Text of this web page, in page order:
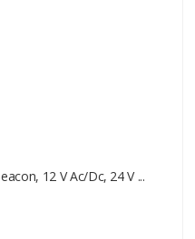
12 V Ac/dc, 24 V ...